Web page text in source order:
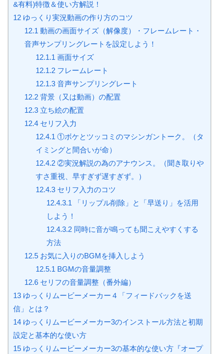
&有料)特徴＆使い方解説！
12 ゆっくり実況動画の作り方のコツ
12.1 動画の画面サイズ（解像度）・フレームレート・
音声サンプリングレートを設定しよう！
12.1.1 画面サイズ
12.1.2フレームレート
12.1.3音声サンプリングレート
12.2背景（又は動画）の配置
12.3立ち絵の配置
12.4セリフ入力
12.4.1 ①ボケとツッコミのマシンガントーク。（タ
イミングと間合いが命）
12.4.2②実況解説の為のアナウンス。（聞き取りや
すさ重視、早すぎず遅すぎず。）
12.4.3セリフ入力のコツ
12.4.3.1 「リップル削除」と「早送り」を活用
しよう！
12.4.3.2 同時に音が鳴っても聞こえやすくする
方法
12.5お気に入りのBGMを挿入しよう
12.5.1 BGMの音量調整
12.6セリフの音量調整（番外編）
13 ゆっくりムービーメーカー４「フィードバックを送
信」とは？
14 ゆっくりムービーメーカー3のインストール方法と初期
設定と基本的な使い方
15 ゆっくりムービーメーカー3の基本的な使い方『オープ